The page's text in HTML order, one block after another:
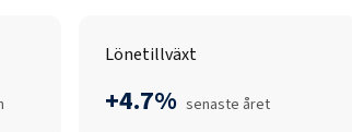
Lönetillväxt
+4.7% senaste året